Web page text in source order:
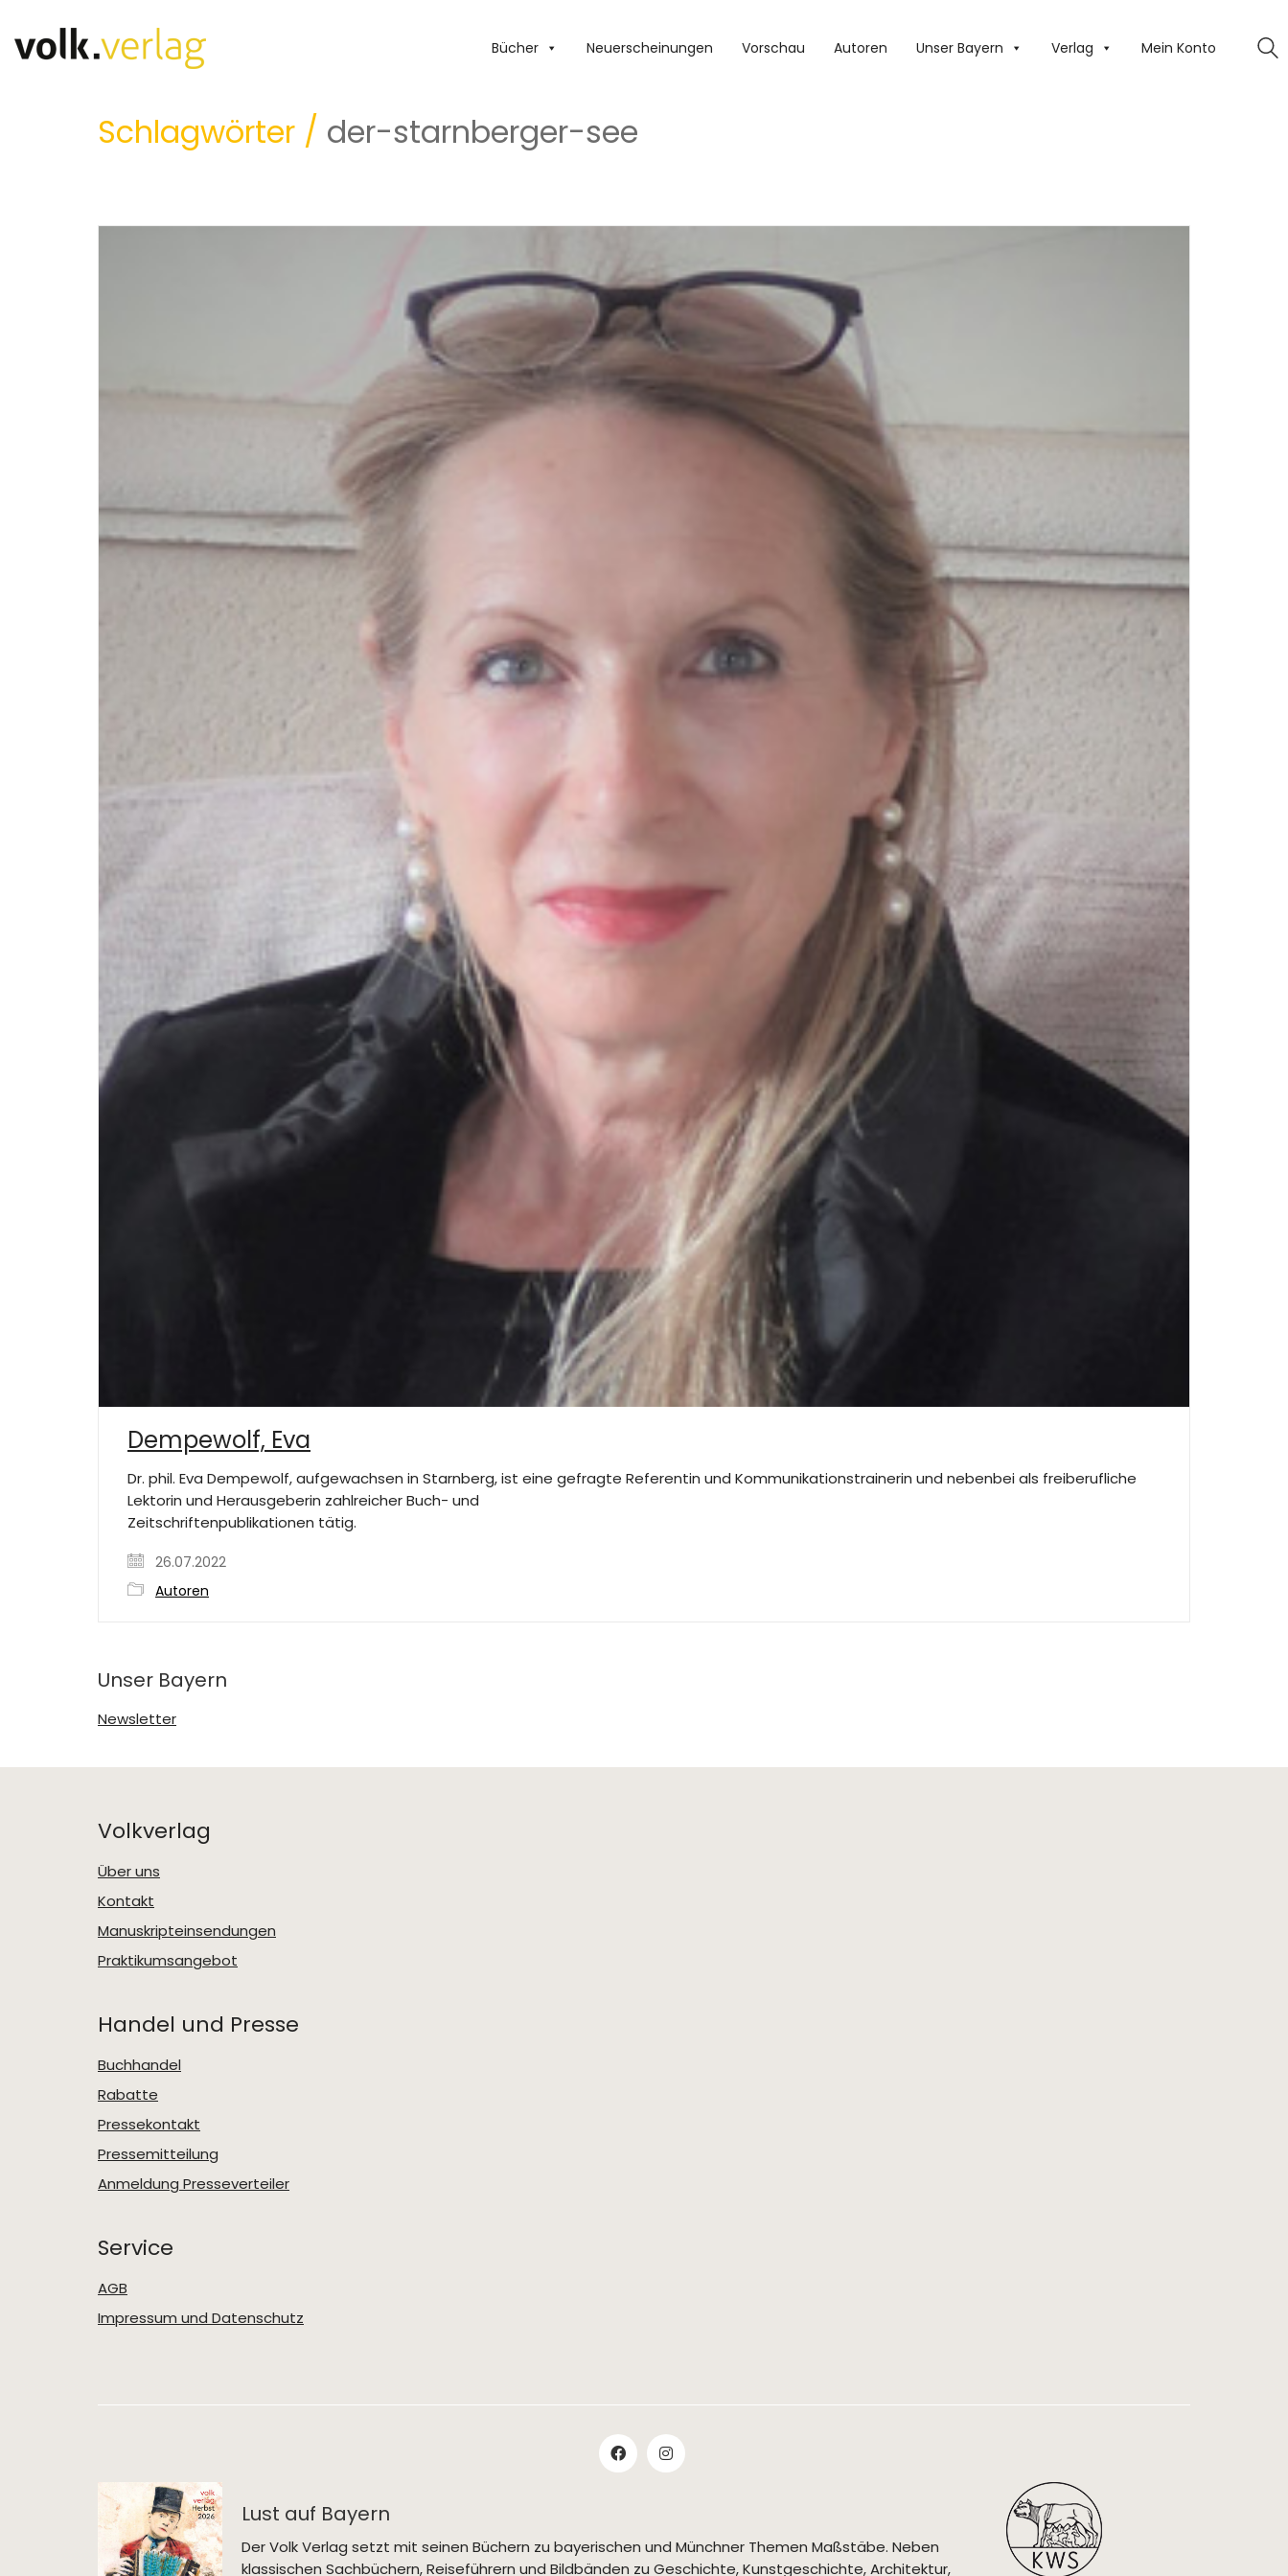
Bücher Neuerscheinungen Vorschau Autoren Unser Bayern Verlag Mein Konto
Schlagwörter / der-starnberger-see
Dempewolf, Eva
Dr. phil. Eva Dempewolf, aufgewachsen in Starnberg, ist eine gefragte Referentin und Kommunikationstrainerin und nebenbei als freiberufliche
Lektorin und Herausgeberin zahlreicher Buch- und
Zeitschriftenpublikationen tätig.
26.07.2022
Autoren
Unser Bayern
Newsletter
Volkverlag
Über uns
Kontakt
Manuskripteinsendungen
Praktikumsangebot
Handel und Presse
Buchhandel
Rabatte
Pressekontakt
Pressemitteilung
Anmeldung Presseverteiler
Service
AGB
Impressum und Datenschutz
Lust auf Bayern
Der Volk Verlag setzt mit seinen Büchern zu bayerischen und Münchner Themen Maßstäbe. Neben
klassischen Sachbüchern, Reiseführern und Bildbänden zu Geschichte, Kunstgeschichte, Architektur,